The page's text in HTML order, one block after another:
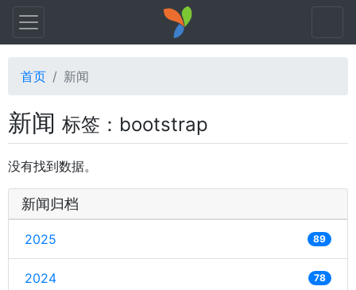
首页 新闻
新闻 标签：bootstrap
没有找到数据。
新闻归档
2025 89
2024 78